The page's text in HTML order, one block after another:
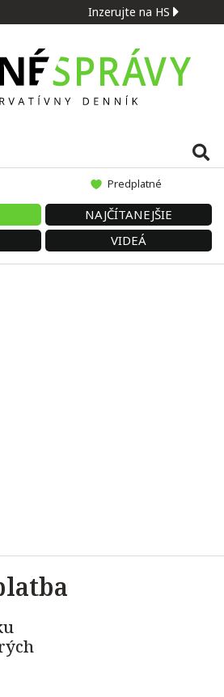
Inzerujte na HS
Predplatné
NAJČÍTANEJŠIE
VIDEÁ